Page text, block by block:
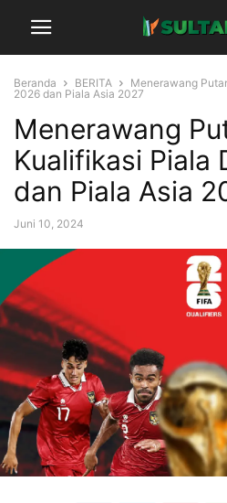
Beranda BERITA
Menerawang
2026 dan Piala Asia 2027
Menerawang
Kualifikasi Piala
dan Piala Asia
Juni 10, 2024